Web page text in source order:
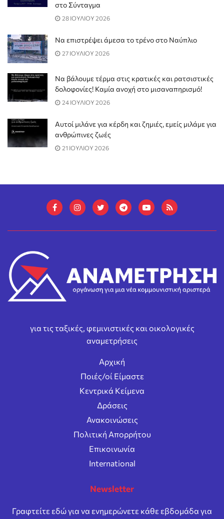
στο Σύνταγμα
28 ΙΟΥΛΙΟΥ 2026
Να επιστρέψει άμεσα το τρένο στο Ναύπλιο
27 ΙΟΥΛΙΟΥ 2026
Να βάλουμε τέρμα στις κρατικές και ρατσιστικές
δολοφονίες! Καμία ανοχή στο μισαναπηρισμό!
24 ΙΟΥΛΙΟΥ 2026
Αυτοί μιλάνε για κέρδη και ζημιές, εμείς μιλάμε για
ανθρώπινες ζωές
21 ΙΟΥΛΙΟΥ 2026
για τις ταξικές, φεμινιστικές και οικολογικές
αναμετρήσεις
Αρχική
Ποιές/οί Είμαστε
Κεντρικά Κείμενα
Δράσεις
Ανακοινώσεις
Πολιτική Απορρήτου
Επικοινωνία
International
Newsletter
Γραφτείτε εδώ για να ενημερώνετε κάθε εβδομάδα για